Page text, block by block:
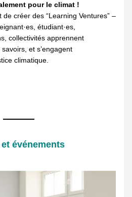
pour le climat !
créer des “Learning Ventures” –
étudiant·es,
collectivités apprennent
et s’engagent
climatique.
événements